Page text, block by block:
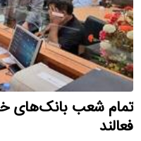
تمام شعب بانک‌های
فعالند